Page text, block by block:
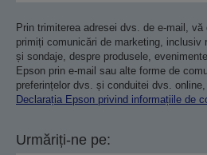
Prin trimiterea adresei dvs. de e-mail,
primiți comunicări de marketing, inclusiv
și sondaje, despre produsele,
Epson prin e-mail sau alte forme de
preferințelor dvs. și conduitei dvs.
Declarația Epson privind informațiile de
Urmăriți-ne pe: